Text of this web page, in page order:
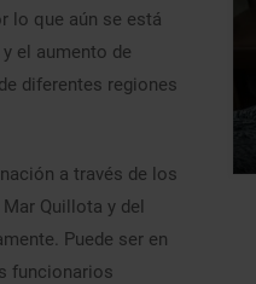
lo que aún se está
el aumento de
diferentes regiones
a través de los
Quillota y del
Puede ser en
funcionarios